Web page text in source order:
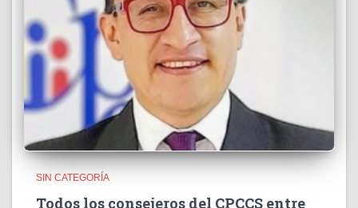
SIN CATEGORÍA
Todos los consejeros del CPCCS entre